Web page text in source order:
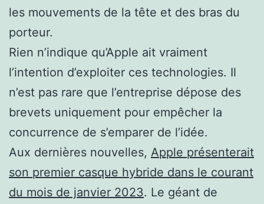
les mouvements de la tête et des bras du
porteur.
Rien n’indique qu’Apple ait vraiment
l’intention d’exploiter ces technologies. Il
n’est pas rare que l’entreprise dépose des
brevets uniquement pour empêcher la
concurrence de s’emparer de l’idée.
Aux dernières nouvelles, Apple présenterait
son premier casque hybride dans le courant
du mois de janvier 2023. Le géant de